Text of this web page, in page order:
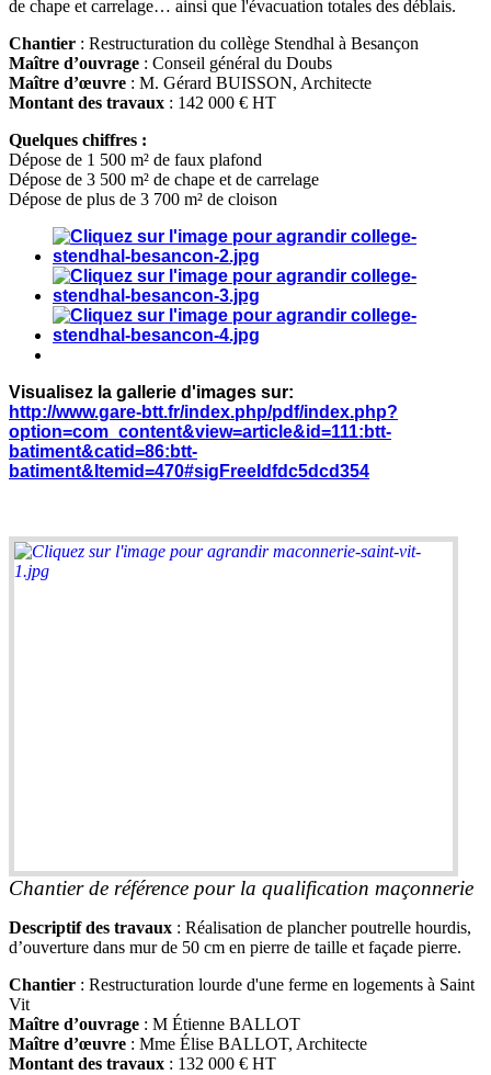
de chape et carrelage… ainsi que l'évacuation totales des déblais.
Chantier : Restructuration du collège Stendhal à Besançon
Maître d’ouvrage : Conseil général du Doubs
Maître d’œuvre : M. Gérard BUISSON, Architecte
Montant des travaux : 142 000 € HT
Quelques chiffres :
Dépose de 1 500 m² de faux plafond
Dépose de 3 500 m² de chape et de carrelage
Dépose de plus de 3 700 m² de cloison
Visualisez la gallerie d'images sur:
http://www.gare-btt.fr/index.php/pdf/index.php?
option=com_content&view=article&id=111:btt-
batiment&catid=86:btt-
batiment&Itemid=470#sigFreeIdfdc5dcd354
Chantier de référence pour la qualification maçonnerie
Descriptif des travaux : Réalisation de plancher poutrelle hourdis,
d’ouverture dans mur de 50 cm en pierre de taille et façade pierre.
Chantier : Restructuration lourde d'une ferme en logements à Saint
Vit
Maître d’ouvrage : M Étienne BALLOT
Maître d’œuvre : Mme Élise BALLOT, Architecte
Montant des travaux : 132 000 € HT